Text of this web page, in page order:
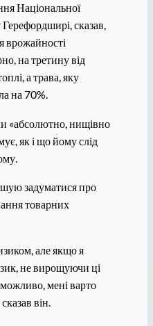
Національної
сказав,
врожайності
на третину від
а трава, яку
на 70%.
«абсолютно, нищівно
як і що йому слід
задуматися про
товарних
але якщо я
не вирощуючи ці
мені варто
він.